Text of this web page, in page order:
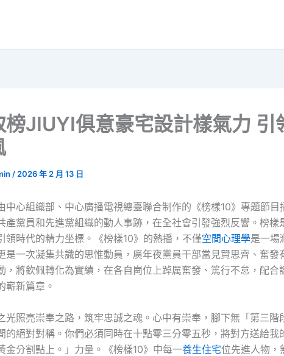
榜JIUYI俱意豪宅設計樣氣力 引
/ 2026 年 2 月 13 日
中心組織部、中心廣播電視總臺聯合制作的《榜樣10》專題節目
產黨員和先進黨組織的動人事跡，在全社會引發強烈反響。榜樣
領時代的精力坐標。《榜樣10》的熱播，不僅空間心理學是一場
是一次凝集共識的思惟動員，廣年夜黨員干部當見賢思齊、奮發
，將欽佩轉化為實績，在各自崗位上踔厲奮發、篤行不怠，配合
嶄新篇章。
光照亮崇奉之路，筑牢忠誠之魂。心中有崇奉，腳下無「第三階
的絕對對稱。你們必須同時在十點零三分零五秒，將對方送給我
金分割點上。」力量。《榜樣10》中每一養生住宅位先進人物，